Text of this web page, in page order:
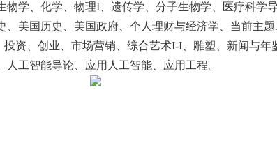
物学、化学、物理I、遗传学、分子生物学、医疗科学
、美国历史、美国政府、个人理财与经济学、当前主
资、创业、市场营销、综合艺术I-I、雕塑、新闻与年
工智能导论、应用人工智能、应用工程。